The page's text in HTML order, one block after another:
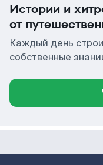
Истории и
от
Каждый день
собственные